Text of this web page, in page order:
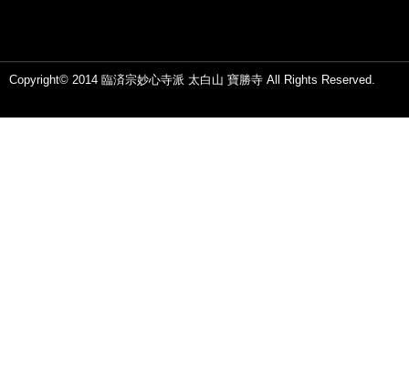
Copyright© 2014 臨済宗妙心寺派 太白山 寶勝寺 All Rights Reserved.